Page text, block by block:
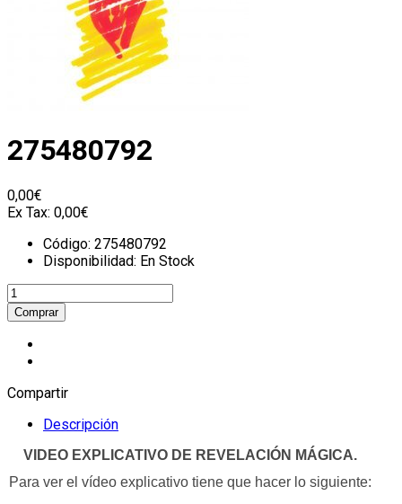
275480792
0,00€
Ex Tax: 0,00€
Código: 275480792
Disponibilidad: En Stock
Compartir
Descripción
VIDEO EXPLICATIVO DE REVELACIÓN MÁGICA.
Para ver el vídeo explicativo tiene que hacer lo siguiente: